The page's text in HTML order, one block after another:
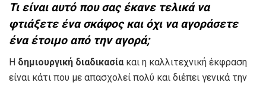
Τι είναι αυτό που σας έκανε τελικά να
φτιάξετε ένα σκάφος και όχι να αγοράσετε
ένα έτοιμο από την αγορά;
Η δημιουργική διαδικασία και η καλλιτεχνική έκφραση
είναι κάτι που με απασχολεί πολύ και διέπει γενικά την